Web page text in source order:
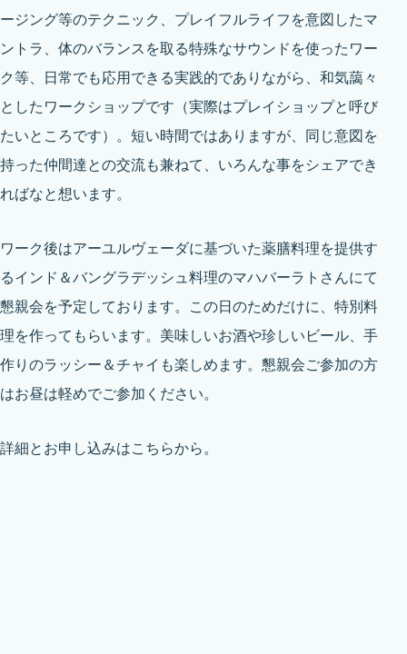
ージング等のテクニック、プレイフルライフを意図したマ
ントラ、体のバランスを取る特殊なサウンドを使ったワー
ク等、日常でも応用できる実践的でありながら、和気藹々
としたワークショップです（実際はプレイショップと呼び
たいところです）。短い時間ではありますが、同じ意図を
持った仲間達との交流も兼ねて、いろんな事をシェアでき
ればなと想います。
ワーク後はアーユルヴェーダに基づいた薬膳料理を提供す
るインド＆バングラデッシュ料理のマハバーラトさんにて
懇親会を予定しております。この日のためだけに、特別料
理を作ってもらいます。美味しいお酒や珍しいビール、手
作りのラッシー＆チャイも楽しめます。懇親会ご参加の方
はお昼は軽めでご参加ください。
詳細とお申し込みはこちらから。